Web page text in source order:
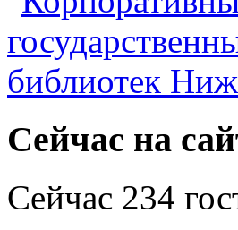
Сейчас на
Сейчас 234